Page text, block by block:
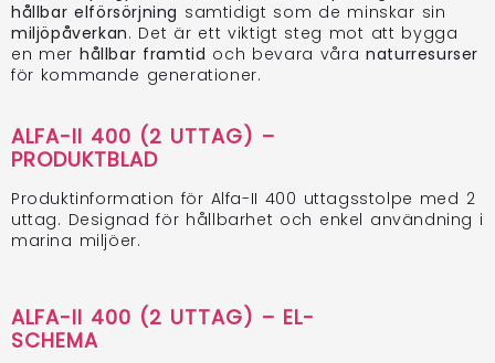
hållbar elförsörjning samtidigt som de minskar sin
miljöpåverkan. Det är ett viktigt steg mot att bygga
en mer hållbar framtid och bevara våranaturresurser
för kommande generationer.
ALFA-II 400 (2 UTTAG) –
PRODUKTBLAD
Produktinformation för Alfa-II 400 uttagsstolpe med 2
uttag. Designad för hållbarhet och enkel användning i
marina miljöer.
ALFA-II 400 (2 UTTAG) – EL-
SCHEMA